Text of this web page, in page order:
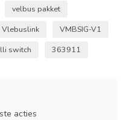
velbus pakket
Vlebuslink
VMBSIG-V1
switch 363911
acties